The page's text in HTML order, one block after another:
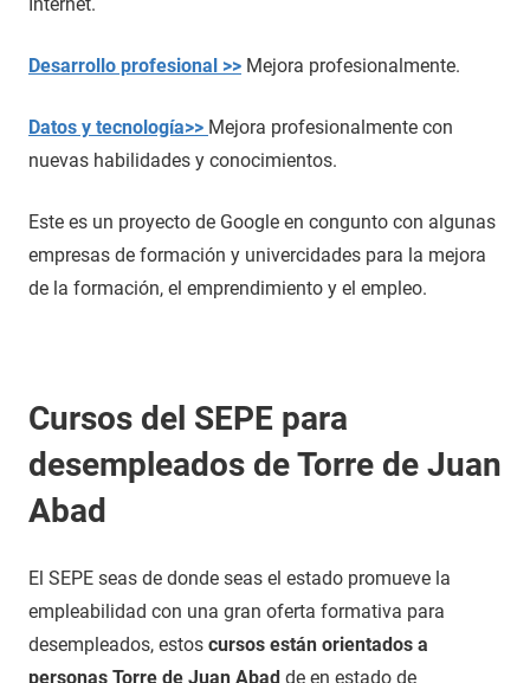
Desarrollo profesional >> Mejora profesionalmente.
Datos y tecnología>> Mejora profesionalmente con
nuevas habilidades y conocimientos.
Este es un proyecto de Google en congunto con algunas
empresas de formación y univercidades para la mejora
de la formación, el emprendimiento y el empleo.
Cursos del SEPE para
desempleados de Torre de Juan
Abad
El SEPE seas de donde seas el estado promueve la
empleabilidad con una gran oferta formativa para
desempleados, estos cursos están orientados a
personas Torre de Juan Abad de en estado de